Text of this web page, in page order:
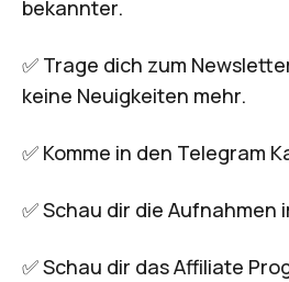
bekannter.
✅ Trage dich zum
keine Neuigkeiten mehr.
✅ Komme in den Telegram
✅ Schau dir die Aufnahmen
✅ Schau dir dasAffiliate